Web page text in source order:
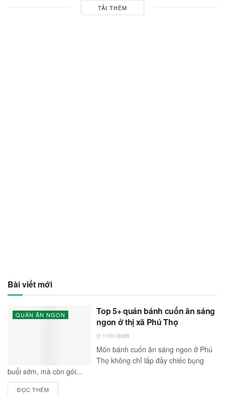
TẢI THÊM
Bài viết mới
QUÁN ĂN NGON
Top 5+ quán bánh cuốn ăn sáng
ngon ở thị xã Phú Thọ
11/01/2026
Món bánh cuốn ăn sáng ngon ở Phú
Thọ không chỉ lấp đầy chiếc bụng
buổi sớm, mà còn gói...
ĐỌC THÊM